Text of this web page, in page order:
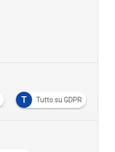
T Tutto su GDPR